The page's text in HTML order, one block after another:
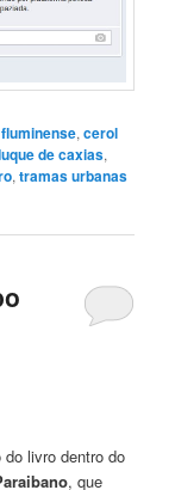
,cerol
de caxias,
,tramas urbanas
livro dentro do
, que